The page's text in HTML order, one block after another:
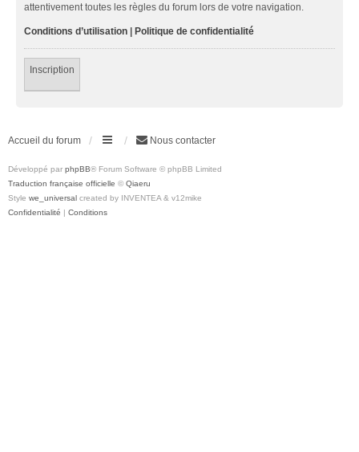
attentivement toutes les règles du forum lors de votre navigation.
Conditions d’utilisation | Politique de confidentialité
Inscription
Accueil du forum Nous contacter
Développé par phpBB® Forum Software © phpBB Limited
Traduction française officielle © Qiaeru
Style we_universal created by INVENTEA & v12mike
Confidentialité | Conditions